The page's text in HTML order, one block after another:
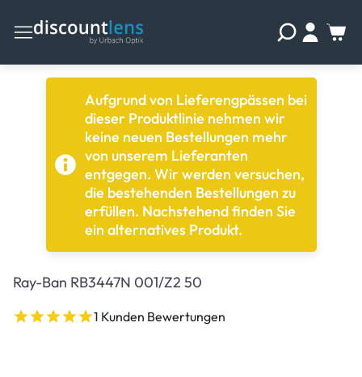
Aufgrund von Lieferengpässen bei
dieser Produktlinie nehmen wir
keine neuen Bestellungen mehr
von unserem Lieferanten
entgegen. Wir werden versuchen,
die bestehenden Bestellungen zu
erfüllen. Nachstehend finden Sie
ein alternatives Produkt.
Ray-Ban RB3447N 001/Z2 50
1 Kunden Bewertungen